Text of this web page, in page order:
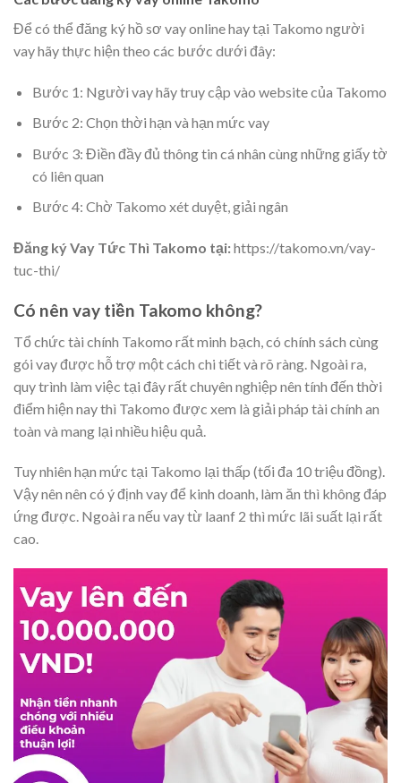
Để có thể đăng ký hồ sơ vay online hay tại Takomo người
vay hãy thực hiện theo các bước dưới đây:
Bước 1: Người vay hãy truy cập vào website của Takomo
Bước 2: Chọn thời hạn và hạn mức vay
Bước 3: Điền đầy đủ thông tin cá nhân cùng những giấy tờ
có liên quan
Bước 4: Chờ Takomo xét duyệt, giải ngân
Đăng ký Vay Tức Thì Takomo tại:https://takomo.vn/vay-
tuc-thi/
Có nên vay tiền Takomo không?
Tổ chức tài chính Takomo rất minh bạch, có chính sách cùng
gói vay được hỗ trợ một cách chi tiết và rõ ràng. Ngoài ra,
quy trình làm việc tại đây rất chuyên nghiệp nên tính đến thời
điểm hiện nay thì Takomo được xem là giải pháp tài chính an
toàn và mang lại nhiều hiệu quả.
Tuy nhiên hạn mức tại Takomo lại thấp (tối đa 10 triệu đồng).
Vậy nên nên có ý định vay để kinh doanh, làm ăn thì không đáp
ứng được. Ngoài ra nếu vay từ laanf 2 thì mức lãi suất lại rất
cao.